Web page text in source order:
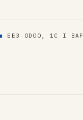
БЕЗ ODOO, 1С І BAF